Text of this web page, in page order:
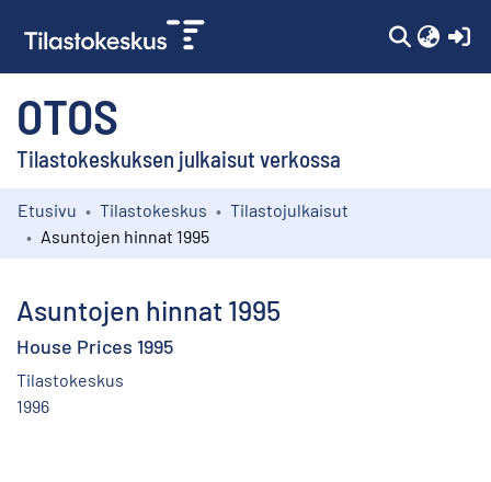
OTOS
Tilastokeskuksen julkaisut verkossa
Kokoelmat
Etusivu Tilastokeskus
Tilastojulkaisut
Asuntojen hinnat 1995
Asuntojen hinnat 1995
House Prices 1995
Tilastokeskus
1996